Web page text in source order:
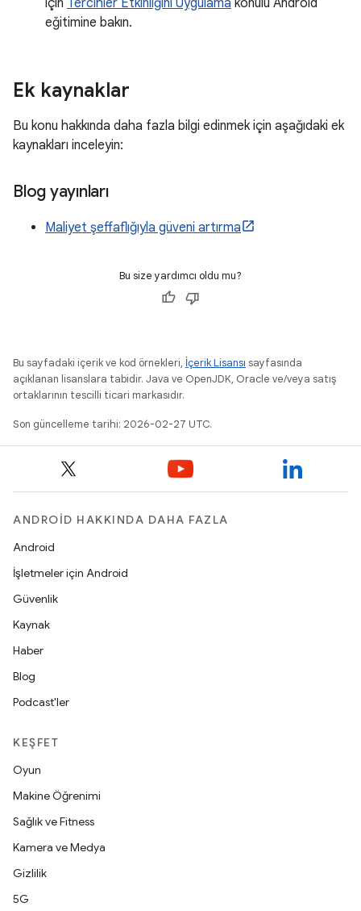
için Tercihler Etkinliğini Uygulama konulu Android
eğitimine bakın.
Ek kaynaklar
Bu konu hakkında daha fazla bilgi edinmek için aşağıdaki ek
kaynakları inceleyin:
Blog yayınları
Maliyet şeffaflığıyla güveni artırma
Bu size yardımcı oldu mu?
Bu sayfadaki içerik ve kod örnekleri, İçerik Lisansı sayfasında
açıklanan lisanslara tabidir. Java ve OpenJDK, Oracle ve/veya satış
ortaklarının tescilli ticari markasıdır.
Son güncelleme tarihi: 2026-02-27 UTC.
ANDROID HAKKINDA DAHA FAZLA
Android
İşletmeler için Android
Güvenlik
Kaynak
Haber
Blog
Podcast'ler
KEŞFET
Oyun
Makine Öğrenimi
Sağlık ve Fitness
Kamera ve Medya
Gizlilik
5G